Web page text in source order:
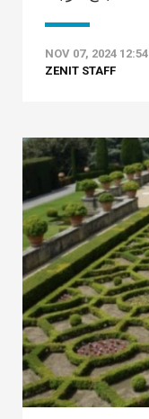
NOV 07, 2024 12:54
ZENIT STAFF